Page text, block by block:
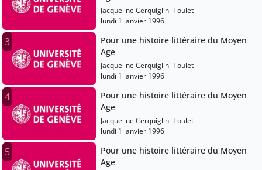
Jacqueline Cerquiglini-Toulet
lundi 1 janvier 1996
3
Pour une histoire littéraire du Moyen
Age
Jacqueline Cerquiglini-Toulet
lundi 1 janvier 1996
4
Pour une histoire littéraire du Moyen
Age
Jacqueline Cerquiglini-Toulet
lundi 1 janvier 1996
5
Pour une histoire littéraire du Moyen
Age